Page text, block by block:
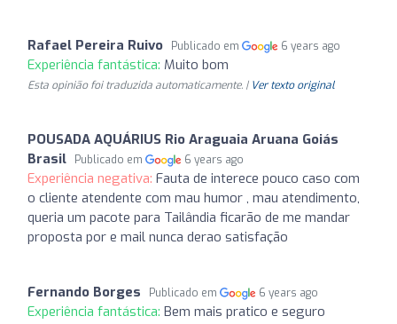
Rafael Pereira Ruivo Publicado em 6 years ago
Experiência fantástica: Muito bom
Esta opinião foi traduzida automaticamente. | Ver texto original
POUSADA AQUÁRIUS Rio Araguaia Aruana Goiás
Brasil
Publicado em 6 years ago
Experiência negativa: Fauta de interece pouco caso com
o cliente atendente com mau humor , mau atendimento,
queria um pacote para Tailândia ficarão de me mandar
proposta por e mail nunca derao satisfação
Fernando Borges Publicado em 6 years ago
Experiência fantástica: Bem mais pratico e seguro